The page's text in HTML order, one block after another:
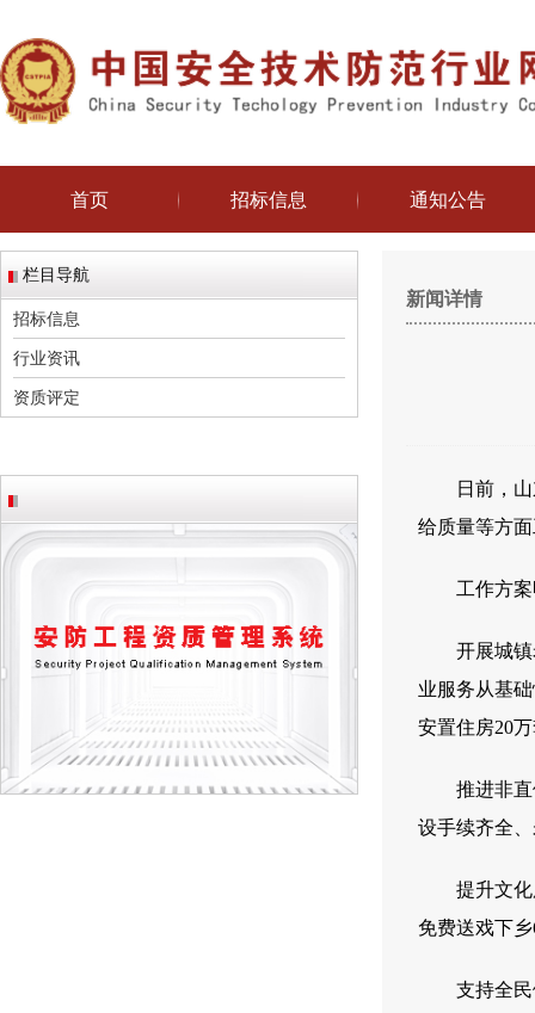
首页 招标信息 通知公告
栏目导航
招标信息
行业资讯
资质评定
新闻详情
日前，
给质量等方
工作方
开展城
业服务从基
安置住房20
推进非
设手续齐全
提升文
免费送戏下
支持全